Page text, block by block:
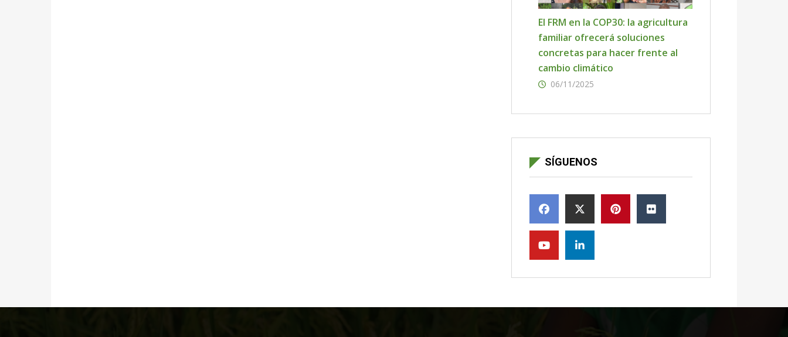
El FRM en la COP30: la agricultura
familiar ofrecerá soluciones
concretas para hacer frente al
cambio climático
06/11/2025
SÍGUENOS